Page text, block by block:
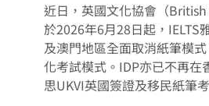
近日，英國文化協會（
於2026年6月28日起，IELTS
及澳門地區全面取消紙筆模
化考試模式。IDP亦已不再在
思UKVI英國簽證及移民紙筆